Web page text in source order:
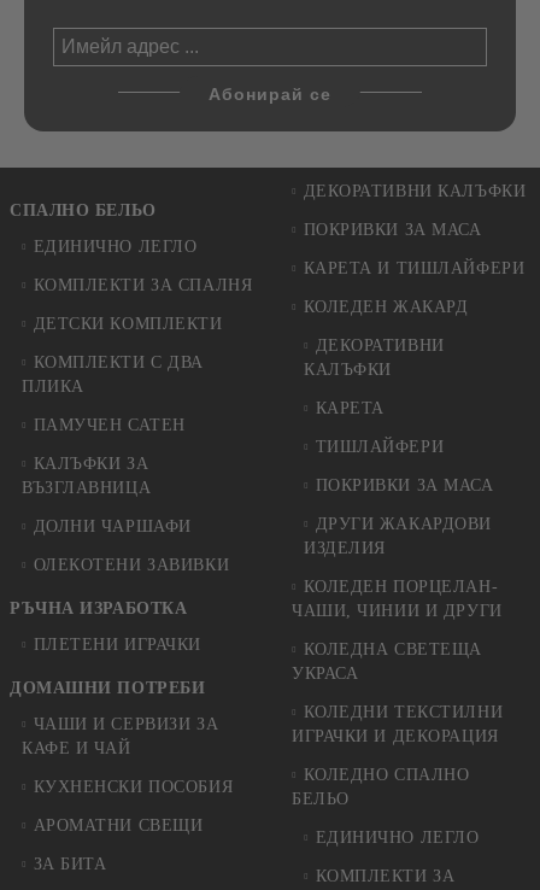
СПАЛНО БЕЛЬО
ЕДИНИЧНО ЛЕГЛО
КОМПЛЕКТИ ЗА СПАЛНЯ
ДЕТСКИ КОМПЛЕКТИ
КОМПЛЕКТИ С ДВА
ПЛИКА
ПАМУЧЕН САТЕН
КАЛЪФКИ ЗА
ВЪЗГЛАВНИЦА
ДОЛНИ ЧАРШАФИ
ОЛЕКОТЕНИ ЗАВИВКИ
РЪЧНА ИЗРАБОТКА
ПЛЕТЕНИ ИГРАЧКИ
ДОМАШНИ ПОТРЕБИ
ЧАШИ И СЕРВИЗИ ЗА
КАФЕ И ЧАЙ
КУХНЕНСКИ ПОСОБИЯ
АРОМАТНИ СВЕЩИ
ЗА БИТА
ДЕКОРАТИВНИ КАЛЪФКИ
ПОКРИВКИ ЗА МАСА
КАРЕТА И ТИШЛАЙФЕРИ
КОЛЕДЕН ЖАКАРД
ДЕКОРАТИВНИ
КАЛЪФКИ
КАРЕТА
ТИШЛАЙФЕРИ
ПОКРИВКИ ЗА МАСА
ДРУГИ ЖАКАРДОВИ
ИЗДЕЛИЯ
КОЛЕДЕН ПОРЦЕЛАН-
ЧАШИ, ЧИНИИ И ДРУГИ
КОЛЕДНА СВЕТЕЩА
УКРАСА
КОЛЕДНИ ТЕКСТИЛНИ
ИГРАЧКИ И ДЕКОРАЦИЯ
КОЛЕДНO СПАЛНO
БЕЛЬО
ЕДИНИЧНО ЛЕГЛО
КОМПЛЕКТИ ЗА